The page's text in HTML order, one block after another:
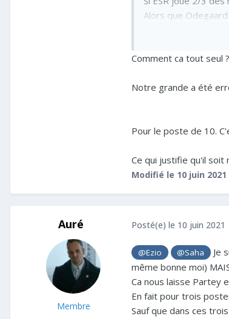
Alors que
Pour moi c'est
Comment ca tout seul
Notre grande a été
Pour le poste de 10.
Ce qui justifie qu'il
Modifié le 10 juin 2021
Auré
Membre
Posté(e) le 10 juin 2021
@Ezio @Saha
Je
même bonne moi)
Ca nous laisse Partey
En fait pour trois
Sauf que dans ces